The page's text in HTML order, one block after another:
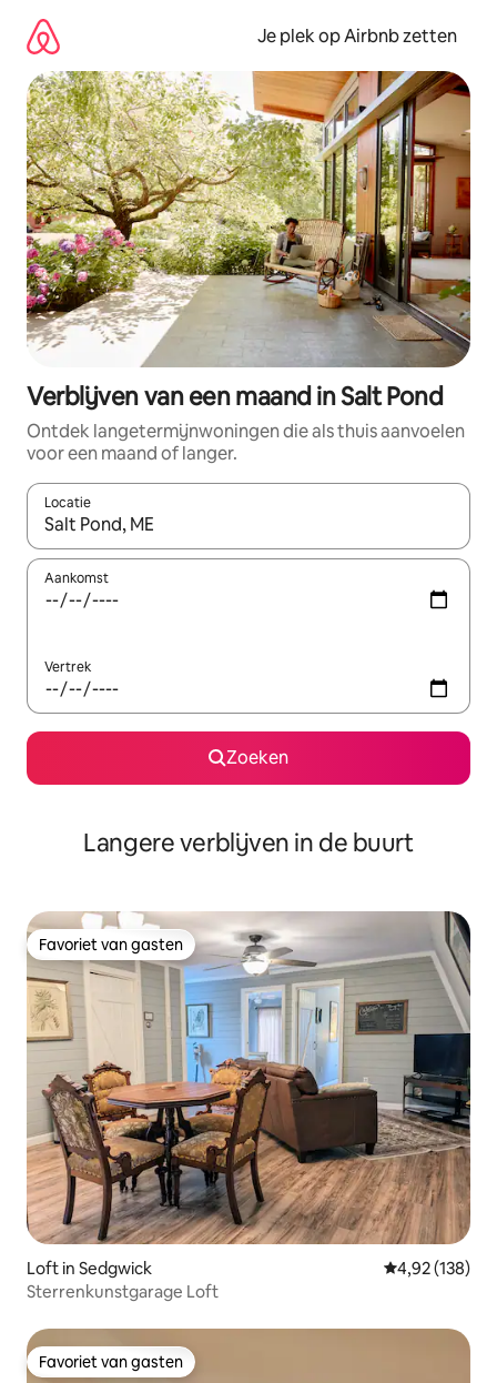
direct
naar
inhoud
Je plek op Airbnb zetten
Verblijven van een maand in Salt Pond
Ontdek langetermijnwoningen die als thuis aanvoelen
voor een maand of langer.
Locatie
Wanneer er resultaten beschikbaar zijn, maak je een keuze
Aankomst
Vertrek
Zoeken
Langere verblijven in de buurt
Favoriet van gasten
Favoriet van gasten
Loft in Sedgwick Gemiddelde
4,92 (138)
Sterrenkunstgarage Loft
Favoriet van gasten
Favoriet van gasten